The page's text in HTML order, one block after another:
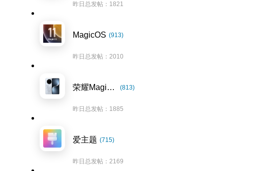
昨日总发帖：1821
MagicOS (913)
昨日总发帖：2010
荣耀Magic7系列 (813)
昨日总发帖：1885
爱主题 (715)
昨日总发帖：2169